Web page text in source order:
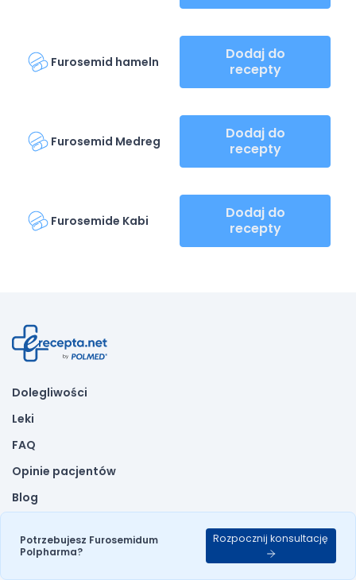
Furosemid hameln
Dodaj do
recepty
Furosemid Medreg
Dodaj do
recepty
Furosemide Kabi
Dodaj do
recepty
Potrzebujesz Furosemidum
Polpharma?
Rozpocznij konsultację
Dolegliwości
Leki
FAQ
Opinie pacjentów
Blog
Polityka prywatności